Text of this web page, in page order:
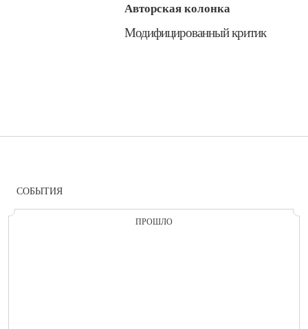
Авторская колонка
​Модифицированный критик
СОБЫТИЯ
ПРОШЛО